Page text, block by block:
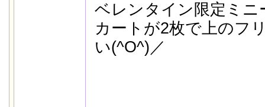
ベレンタイン限定ミニ
カートが2枚で上のフ
い(^O^)／